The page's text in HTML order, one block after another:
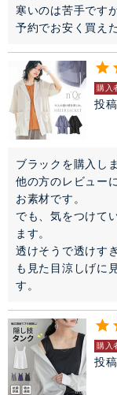
寒いのは苦手です
予約でお安く買え
購入
投
ブラックを購入し
他の方のレビュー
お素材です。
でも、気をつけて
ます。
透けそうで透けす
も見た目涼しげに
す。
購入
投